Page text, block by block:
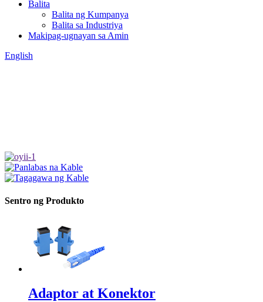
Balita
Balita ng Kumpanya
Balita sa Industriya
Makipag-ugnayan sa Amin
English
Sentro ng Produkto
Adaptor at Konektor